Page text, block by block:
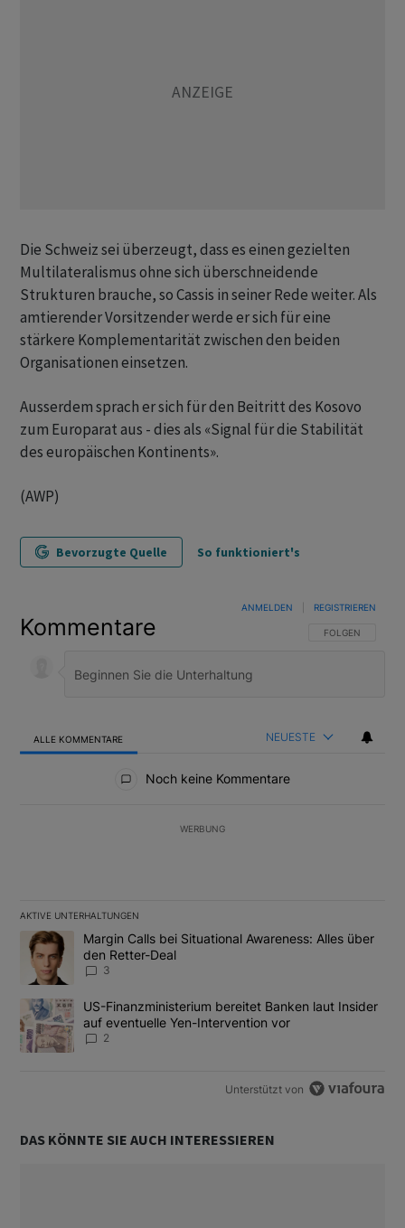
Die Schweiz sei überzeugt, dass es einen gezielten
Multilateralismus ohne sich überschneidende
Strukturen brauche, so Cassis in seiner Rede weiter. Als
amtierender Vorsitzender werde er sich für eine
stärkere Komplementarität zwischen den beiden
Organisationen einsetzen.
Ausserdem sprach er sich für den Beitritt des Kosovo
zum Europarat aus - dies als «Signal für die Stabilität
des europäischen Kontinents».
(AWP)
Bevorzugte Quelle So funktioniert's
Kommentare FOLGE DIESER
FOLGEN
ANMELDEN REGISTRIEREN
ALLE KOMMENTARE NEUESTE
Noch keine Kommentare
WERBUNG
AKTIVE UNTERHALTUNGEN
Das Folgende ist eine Liste der am meisten kommentierten
Ein Trendartikel mit dem Titel "Margin Calls bei Situational
Margin Calls bei Situational Awareness: Alles über
den Retter-Deal
3
Ein Trendartikel mit dem Titel "US-Finanzministerium bereitet
US-Finanzministerium bereitet Banken laut Insider
auf eventuelle Yen-Intervention vor
2
Unterstützt von
DAS KÖNNTE SIE AUCH INTERESSIEREN